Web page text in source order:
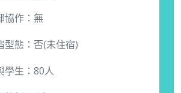
協作：無
型態：否(未住宿)
學生：80人